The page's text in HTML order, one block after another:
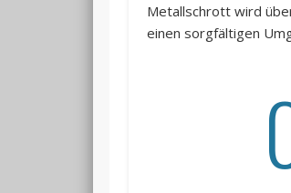
Metallschrott wird
einen sorgfältigen